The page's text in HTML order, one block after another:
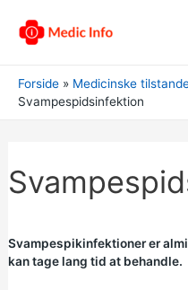
Forside
Medicinske
Svampespidsinfektion
Svampespikinfektioner er
kan tage lang tid at behandle.